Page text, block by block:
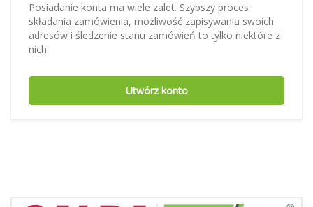
Posiadanie konta ma wiele zalet. Szybszy proces
składania zamówienia, możliwość zapisywania swoich
adresów i śledzenie stanu zamówień to tylko niektóre z
nich.
Utwórz konto